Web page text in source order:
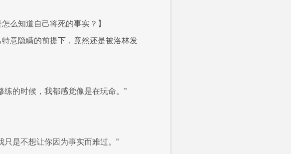
么知道自己将死的事实？】
意隐瞒的前提下，竟然还是被洛林发
的时候，我都感觉像是在玩命。”
是不想让你因为事实而难过。”